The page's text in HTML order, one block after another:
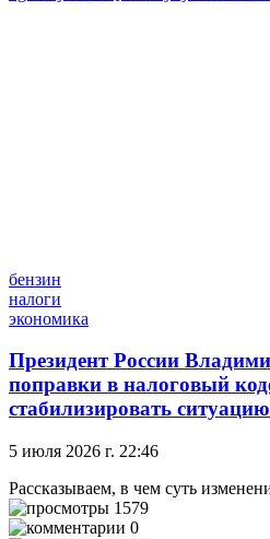
бензин
налоги
экономика
Президент России
поправки в налоговый
стабилизировать
5 июля 2026 г. 22:46
Рассказываем, в чем суть
1579
0